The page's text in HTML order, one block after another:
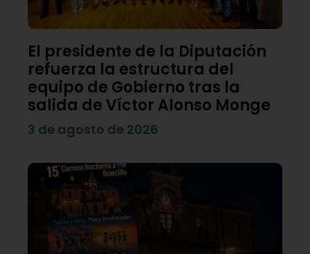
El presidente de la Diputación
refuerza la estructura del
equipo de Gobierno tras la
salida de Víctor Alonso Monge
3 de agosto de 2026